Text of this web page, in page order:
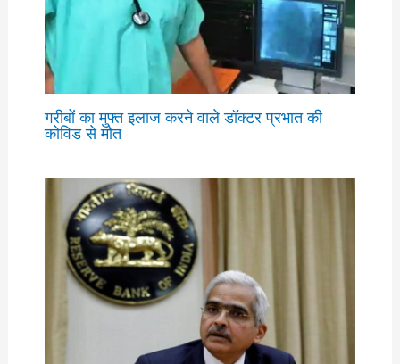
गरीबों का मुफ्त इलाज करने वाले डॉक्टर प्रभात की
कोविड से मौत